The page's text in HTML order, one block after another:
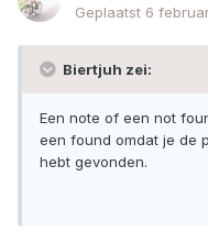
Geplaatst 6
Biertjuh zei:
Een note of een not
een found omdat je de
hebt gevonden.